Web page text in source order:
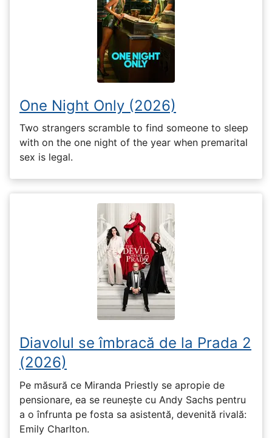
One Night Only (2026)
Two strangers scramble to find someone to sleep
with on the one night of the year when premarital
sex is legal.
Diavolul se îmbracă de la Prada 2
(2026)
Pe măsură ce Miranda Priestly se apropie de
pensionare, ea se reunește cu Andy Sachs pentru
a o înfrunta pe fosta sa asistentă, devenită rivală:
Emily Charlton.